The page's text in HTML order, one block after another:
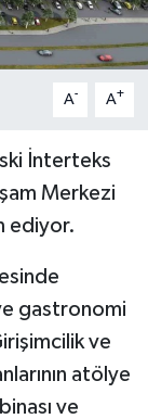
A- A+
İnterteks
Merkezi
ediyor.
gastronomi
ve
atölye
ve